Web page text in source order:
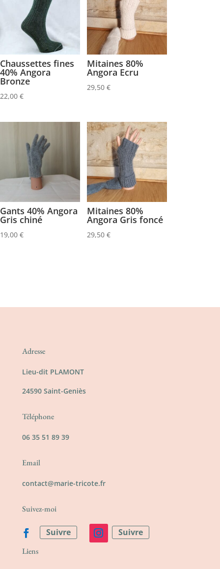
Chaussettes fines
40% Angora
Bronze
22,00 €
Mitaines 80%
Angora Ecru
29,50€
Gants 40% Angora
Gris chiné
19,00 €
Mitaines 80%
Angora Gris foncé
29,50€
Adresse
Lieu-dit PLAMONT
24590 Saint-Geniès
Téléphone
06 35 51 89 39
Email
contact@marie-tricote.fr
Suivez-moi
Suivre Suivre
Liens